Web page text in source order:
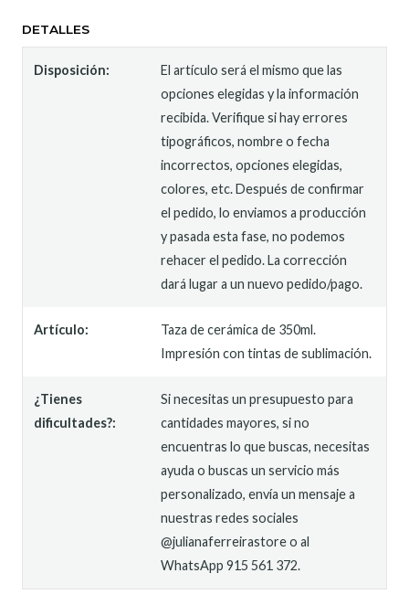
DETALLES
Disposición:
El artículo será el mismo que las
opciones elegidas y la información
recibida. Verifique si hay errores
tipográficos, nombre o fecha
incorrectos, opciones elegidas,
colores, etc. Después de confirmar
el pedido, lo enviamos a producción
y pasada esta fase, no podemos
rehacer el pedido. La corrección
dará lugar a un nuevo pedido/pago.
Artículo:
Taza de cerámica de 350ml.
Impresión con tintas de sublimación.
¿Tienes
dificultades?:
Si necesitas un presupuesto para
cantidades mayores, si no
encuentras lo que buscas, necesitas
ayuda o buscas un servicio más
personalizado, envía un mensaje a
nuestras redes sociales
@julianaferreirastore o al
WhatsApp 915 561 372.